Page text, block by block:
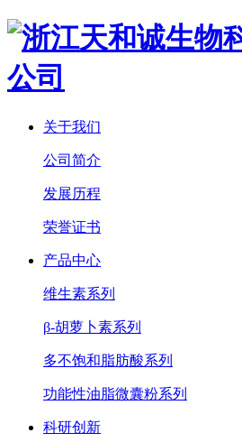
关于我们
公司简介
发展历程
荣誉证书
产品中心
维生素系列
β-胡萝卜素系列
多不饱和脂肪酸系列
功能性油脂微囊粉系列
科研创新